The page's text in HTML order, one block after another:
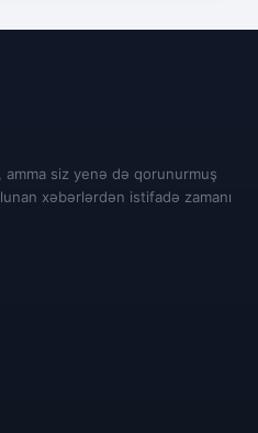
siz yenə də qorunurmuş
xəbərlərdən istifadə zamanı